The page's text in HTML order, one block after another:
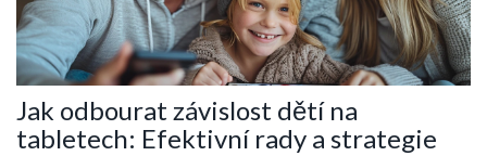
Jak odbourat závislost dětí na
tabletech: Efektivní rady a strategie